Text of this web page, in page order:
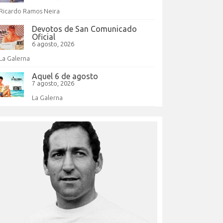
Ramos Neira
Devotos de San Comunicado
Oficial
6 agosto, 2026
Galerna
Aquel 6 de agosto
7 agosto, 2026
La Galerna